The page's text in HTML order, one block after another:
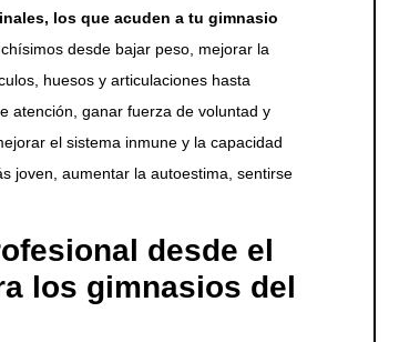
los que acuden a tu gimnasio
desde bajar peso, mejorar la
huesos y articulaciones hasta
atención, ganar fuerza de voluntad y
el sistema inmune y la capacidad
joven, aumentar la autoestima, sentirse
desde el
los gimnasios del